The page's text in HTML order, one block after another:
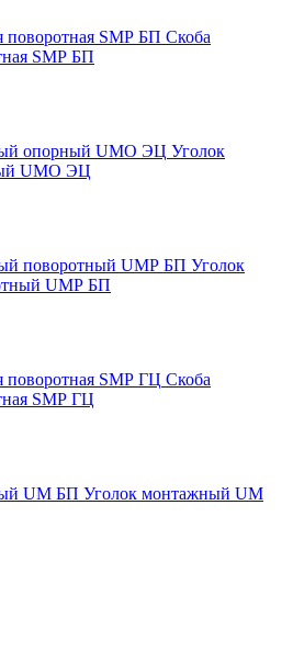
Cкоба
SMР БП
Уголок
UMО ЭЦ
Уголок
UMР БП
Cкоба
SMР ГЦ
Уголок монтажный UM